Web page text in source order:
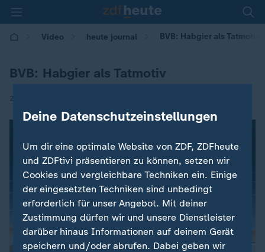
Video heute journal BVB: Habgier als Tatmotiv
BVB: Habgier als Tatmotiv
21.04.2017 | 22:00
Deine Datenschutzeinstellungen
Um dir eine optimale Website von ZDF, ZDFheute
und ZDFtivi präsentieren zu können, setzen wir
Cookies und vergleichbare Techniken ein. Einige
der eingesetzten Techniken sind unbedingt
erforderlich für unser Angebot. Mit deiner
Zustimmung dürfen wir und unsere Dienstleister
darüber hinaus Informationen auf deinem Gerät
speichern und/oder abrufen. Dabei geben wir